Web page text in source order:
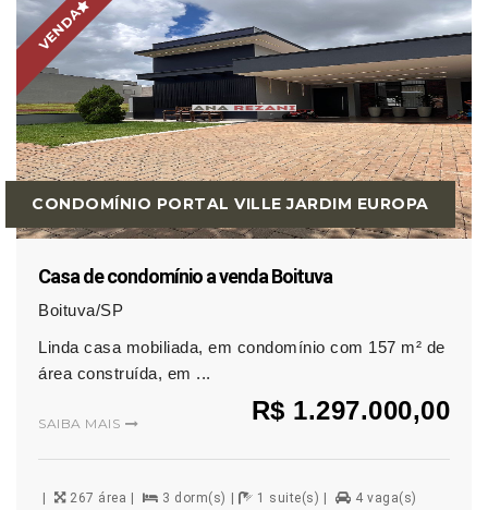
CONDOMÍNIO PORTAL VILLE JARDIM EUROPA
VENDA
Casa de condomínio a venda Boituva
Boituva/SP
Linda casa mobiliada, em condomínio com 157 m² de
área construída, em ...
R$ 1.297.000,00
SAIBA MAIS
267 área 3 dorm(s) 1 suite(s) 4 vaga(s)